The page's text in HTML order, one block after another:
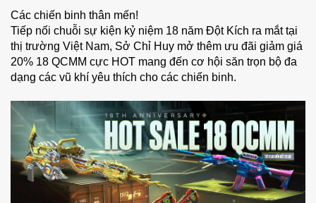
Các chiến binh thân mến!
Tiếp nối chuỗi sự kiện kỷ niệm 18 năm Đột Kích ra mắt tại
thị trường Việt Nam, Sở Chỉ Huy mở thêm ưu đãi giảm giá
20% 18 QCMM cực HOT mang đến cơ hội săn trọn bộ đa
dạng các vũ khí yêu thích cho các chiến binh.